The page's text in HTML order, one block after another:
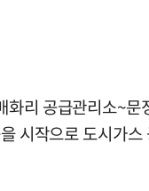
리 공급관리소~문
시작으로 도시가